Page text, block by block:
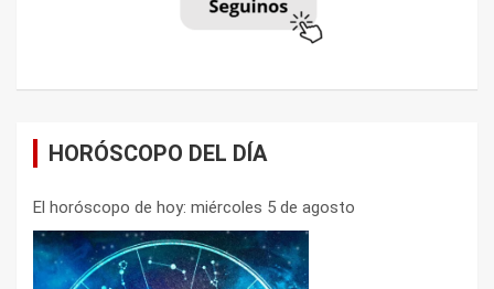
HORÓSCOPO DEL DÍA
El horóscopo de hoy: miércoles 5 de agosto